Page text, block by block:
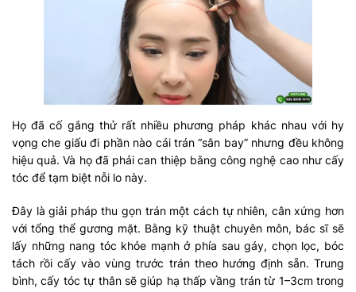
Họ đã cố gắng thử rất nhiều phương pháp khác nhau với hy
vọng che giấu đi phần nào cái trán “sân bay” nhưng đều không
hiệu quả. Và họ đã phải can thiệp bằng công nghệ cao như cấy
tóc để tạm biệt nỗi lo này.
Đây là giải pháp thu gọn trán một cách tự nhiên, cân xứng hơn
với tổng thể gương mặt. Bằng kỹ thuật chuyên môn, bác sĩ sẽ
lấy những nang tóc khỏe mạnh ở phía sau gáy, chọn lọc, bóc
tách rồi cấy vào vùng trước trán theo hướng định sẵn. Trung
bình, cấy tóc tự thân sẽ giúp hạ thấp vầng trán từ 1–3cm trong